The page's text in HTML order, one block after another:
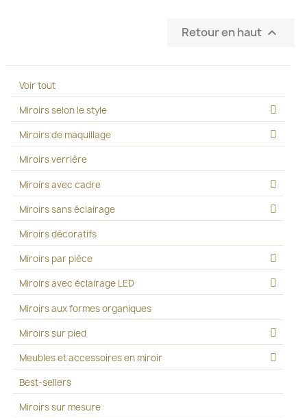
Voir tout
Miroirs selon le style
Miroirs de maquillage
Miroirs verrière
Miroirs avec cadre
Miroirs sans éclairage
Miroirs décoratifs
Miroirs par pièce
Miroirs avec éclairage LED
Miroirs aux formes organiques
Miroirs sur pied
Meubles et accessoires en miroir
Best-sellers
Miroirs sur mesure
Retour en haut 